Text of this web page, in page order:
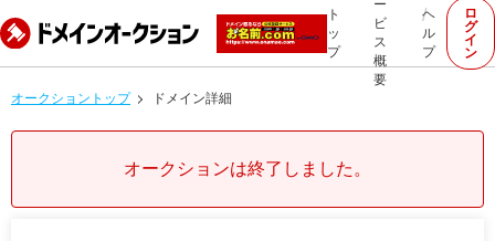
ト
ッ
プ
ー
ビ
ス
概
要
ヘ
ル
プ
ロ
グ
イ
ン
オークショントップ ドメイン詳細
オークションは終了しました。